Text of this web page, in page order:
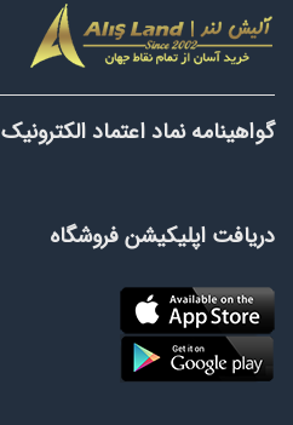
گواهینامه نماد اعتماد الکترونیک
دریافت اپلیکیشن فروشگاه